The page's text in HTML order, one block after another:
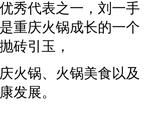
秀代表之一，刘一手
重庆火锅成长的一个
砖引玉，
火锅、火锅美食以及
发展。